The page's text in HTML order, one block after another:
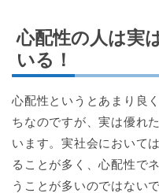
心配性の人は実
いる！
心配性というとあまり良
ちなのですが、実は優れ
います。実社会において
ることが多く、心配性で
うことが多いのではない